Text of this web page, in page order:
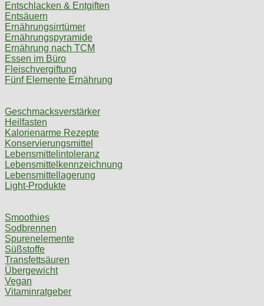
Entschlacken & Entgiften
Entsäuern
Ernährungsirrtümer
Ernährungspyramide
Ernährung nach TCM
Essen im Büro
Fleischvergiftung
Fünf Elemente Ernährung
Geschmacksverstärker
Heilfasten
Kalorienarme Rezepte
Konservierungsmittel
Lebensmittelintoleranz
Lebensmittelkennzeichnung
Lebensmittellagerung
Light-Produkte
Smoothies
Sodbrennen
Spurenelemente
Süßstoffe
Transfettsäuren
Übergewicht
Vegan
Vitaminratgeber